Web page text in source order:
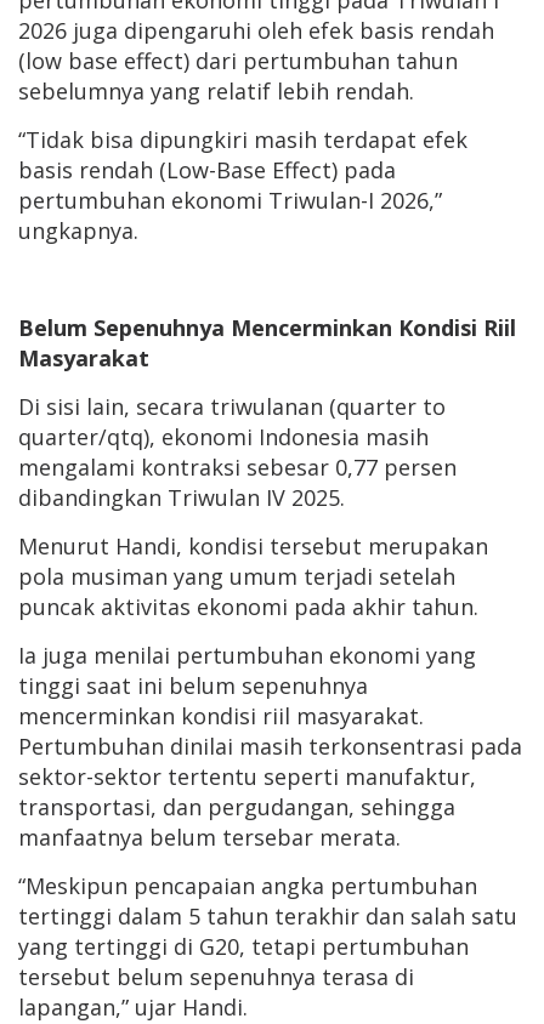
2026 juga dipengaruhi oleh efek basis rendah
(low base effect) dari pertumbuhan tahun
sebelumnya yang relatif lebih rendah.
“Tidak bisa dipungkiri masih terdapat efek
basis rendah (Low-Base Effect) pada
pertumbuhan ekonomi Triwulan-I 2026,”
ungkapnya.
Belum Sepenuhnya Mencerminkan Kondisi Riil
Masyarakat
Di sisi lain, secara triwulanan (quarter to
quarter/qtq), ekonomi Indonesia masih
mengalami kontraksi sebesar 0,77 persen
dibandingkan Triwulan IV 2025.
Menurut Handi, kondisi tersebut merupakan
pola musiman yang umum terjadi setelah
puncak aktivitas ekonomi pada akhir tahun.
Ia juga menilai pertumbuhan ekonomi yang
tinggi saat ini belum sepenuhnya
mencerminkan kondisi riil masyarakat.
Pertumbuhan dinilai masih terkonsentrasi pada
sektor-sektor tertentu seperti manufaktur,
transportasi, dan pergudangan, sehingga
manfaatnya belum tersebar merata.
“Meskipun pencapaian angka pertumbuhan
tertinggi dalam 5 tahun terakhir dan salah satu
yang tertinggi di G20, tetapi pertumbuhan
tersebut belum sepenuhnya terasa di
lapangan,” ujar Handi.